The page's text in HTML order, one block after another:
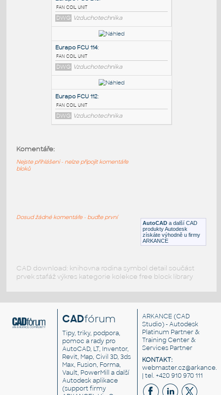
Eurapo FCU 218:
fan coil unit
DWG Vzduchotechnika
Eurapo FCU 216:
fan coil unit
DWG Vzduchotechnika
DWG Vzduchotechnika
VzduchotechnikaAutoCAD a další CAD
produkty Autodesk
získáte výhodně u firmy
ARKANCE
Komentáře:
Nejste přihlášeni - nelze připojit komentáře
bloků
Dosud žádné komentáře - buďte první
CAD download: knihovna rodina symbol detail součást
prvek stafáž výkres kategorie kolekce free block library
CADfórum
Tipy, triky, podpora,
pomoc a rady pro
AutoCAD, LT, Inventor,
Revit, Map, Civil 3D, 3ds
Max, Fusion, Forma,
Vault, PowerMill a další
Autodesk aplikace
(support firmy
ARKANCE (CAD
Studio) - Autodesk
Platinum Partner &
Training Center &
Services Partner
KONTAKT:
| tel. +420 910 970 111